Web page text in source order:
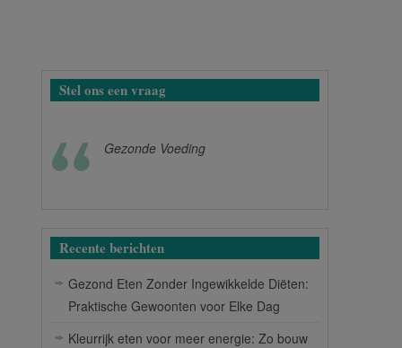
Stel ons een vraag
Gezonde Voeding
Recente berichten
Gezond Eten Zonder Ingewikkelde Diëten:
Praktische Gewoonten voor Elke Dag
Kleurrijk eten voor meer energie: Zo bouw